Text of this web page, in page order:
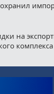
на
комплекса